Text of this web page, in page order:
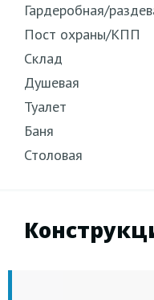
Гардеробная/
Пост охраны/КПП
Склад
Душевая
Туалет
Баня
Столовая